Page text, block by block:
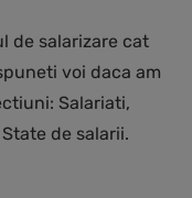
de salarizare cat
voi daca am
Salariati,
de salarii.